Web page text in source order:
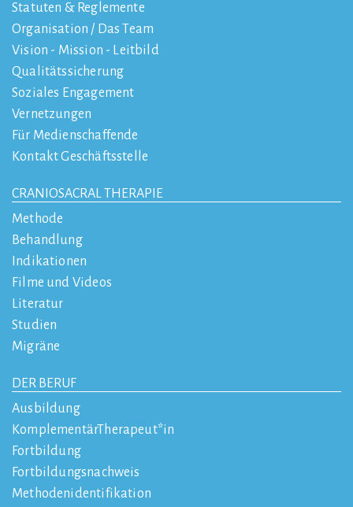
Statuten & Reglemente
Organisation / Das Team
Vision - Mission - Leitbild
Qualitätssicherung
Soziales Engagement
Vernetzungen
Für Medienschaffende
Kontakt Geschäftsstelle
CRANIOSACRAL THERAPIE
Methode
Behandlung
Indikationen
Filme und Videos
Literatur
Studien
Migräne
DER BERUF
Ausbildung
KomplementärTherapeut*in
Fortbildung
Fortbildungsnachweis
Methodenidentifikation